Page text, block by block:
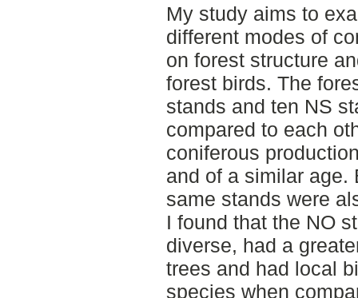
My study aims to
different modes of
on forest structure
forest birds. The
stands and ten NS
compared to each
coniferous
and of a similar age.
same stands were
I found that the NO
diverse, had a
trees and had local
species when